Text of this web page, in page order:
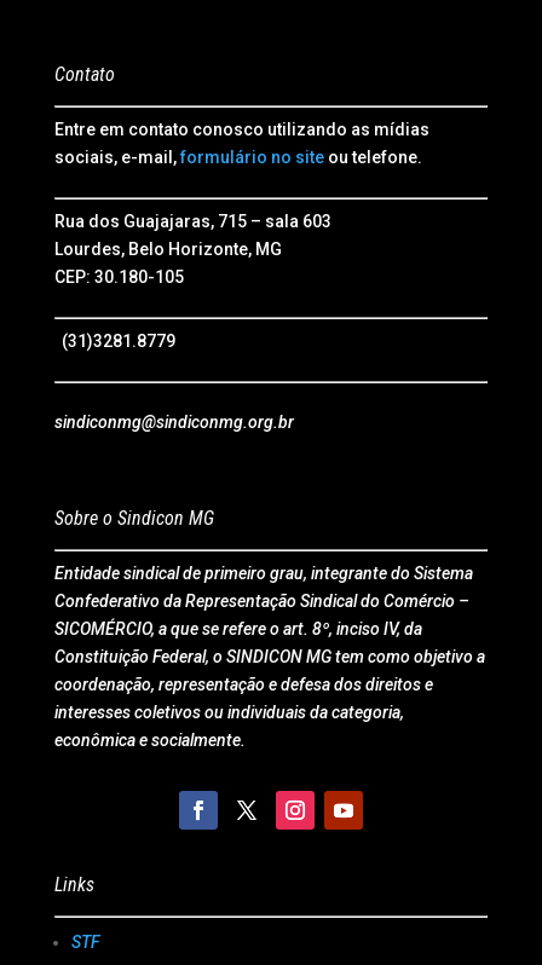
Contato
Entre em contato conosco utilizando as mídias
sociais, e-mail,formulário no siteou telefone.
Rua dos Guajajaras, 715 – sala 603
Lourdes, Belo Horizonte, MG
CEP: 30.180-105
(31)3281.8779
sindiconmg@sindiconmg.org.br
Sobre o Sindicon MG
Entidade sindical de primeiro grau, integrante do Sistema
Confederativo da Representação Sindical do Comércio –
SICOMÉRCIO, a que se refere o art. 8º, inciso IV, da
Constituição Federal, o SINDICON MG tem como objetivo a
coordenação, representação e defesa dos direitos e
interesses coletivos ou individuais da categoria,
econômica e socialmente.
Links
STF